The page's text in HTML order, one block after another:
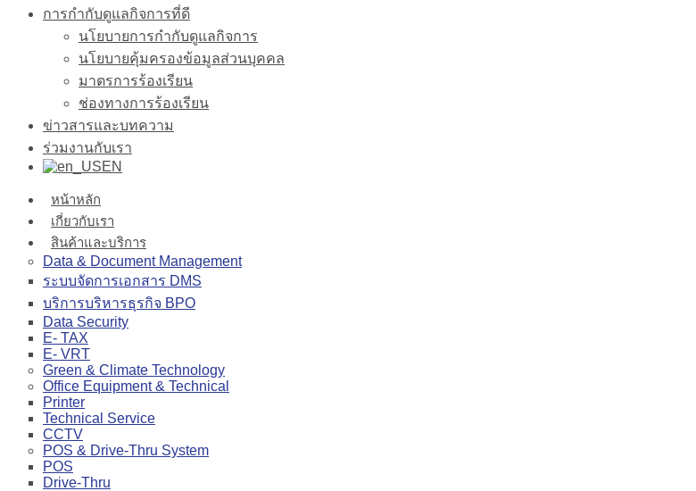
การกำกับดูแลกิจการที่ดี
นโยบายการกำกับดูแลกิจการ
นโยบายคุ้มครองข้อมูลส่วนบุคคล
มาตรการร้องเรียน
ช่องทางการร้องเรียน
ข่าวสารและบทความ
ร่วมงานกับเรา
EN
หน้าหลัก
เกี่ยวกับเรา
สินค้าและบริการ
Data & Document Management
ระบบจัดการเอกสาร DMS
บริการบริหารธุรกิจ BPO
Data Security
E- TAX
E- VRT
Green & Climate Technology
Office Equipment & Technical
Printer
Technical Service
CCTV
POS & Drive-Thru System
POS
Drive-Thru